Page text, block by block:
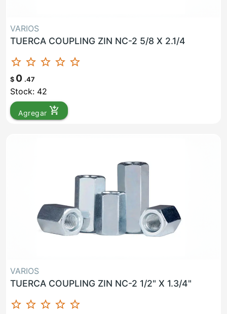
VARIOS
TUERCA COUPLING ZIN NC-2 5/8 X 2.1/4
star_border star_border star_border star_border star_border
$ 0 .47
Stock: 42
Agregar add_shopping_cart
VARIOS
TUERCA COUPLING ZIN NC-2 1/2" X 1.3/4"
star_border star_border star_border star_border star_border